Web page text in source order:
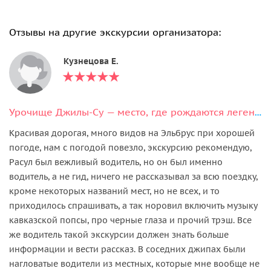
Отзывы на другие экскурсии организатора:
Кузнецова Е.
Урочище Джилы-Су — место, где рождаются легенды
Красивая дорогая, много видов на Эльбрус при хорошей
погоде, нам с погодой повезло, экскурсию рекомендую,
Расул был вежливый водитель, но он был именно
водитель, а не гид, ничего не рассказывал за всю поездку,
кроме некоторых названий мест, но не всех, и то
приходилось спрашивать, а так норовил включить музыку
кавказской попсы, про черные глаза и прочий трэш. Все
же водитель такой экскурсии должен знать больше
информации и вести рассказ. В соседних джипах были
нагловатые водители из местных, которые мне вообще не